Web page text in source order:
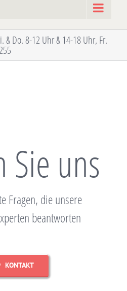
Do. 8-12 Uhr & 14-18 Uhr, Fr.
Sie uns
Fragen, die unsere
beantworten
KONTAKT